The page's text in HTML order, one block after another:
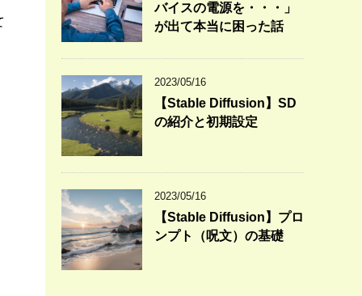
バイスの電源を・・・」
が出て本当に困った話
2023/05/16
【Stable Diffusion】SD
の紹介と初期設定
2023/05/16
【Stable Diffusion】プロ
ンプト（呪文）の基礎